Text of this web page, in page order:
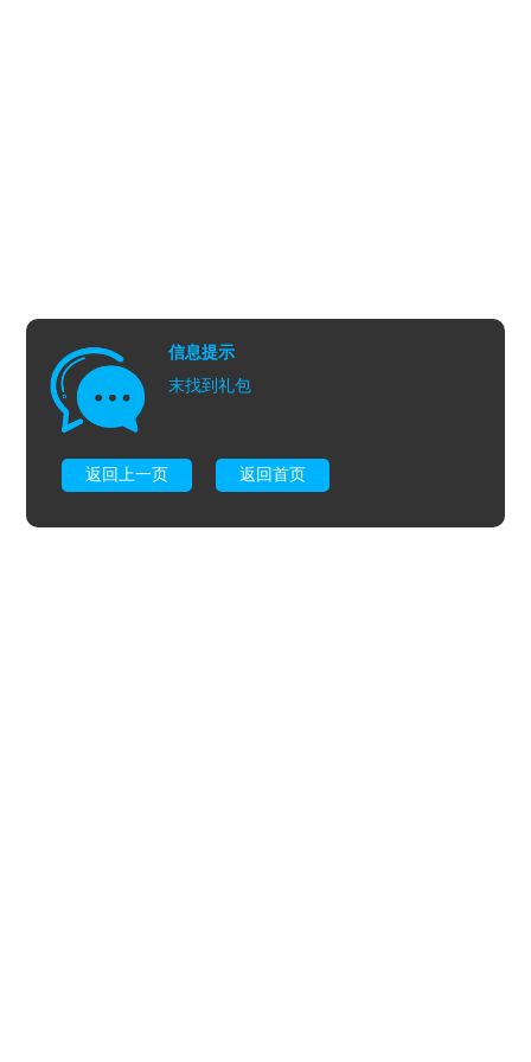
信息提示
末找到礼包
返回上一页 返回首页